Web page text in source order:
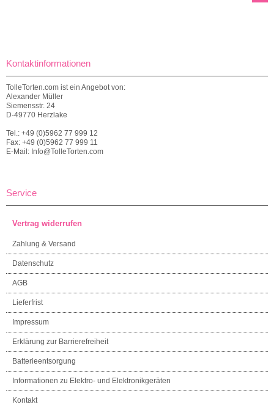
Kontaktinformationen
TolleTorten.com ist ein Angebot von:
Alexander Müller
Siemensstr. 24
D-49770 Herzlake
Tel.: +49 (0)5962 77 999 12
Fax: +49 (0)5962 77 999 11
E-Mail: Info@TolleTorten.com
Service
Vertrag widerrufen
Zahlung & Versand
Datenschutz
AGB
Lieferfrist
Impressum
Erklärung zur Barrierefreiheit
Batterieentsorgung
Informationen zu Elektro- und Elektronikgeräten
Kontakt